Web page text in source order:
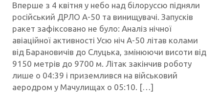
Вперше з 4 квітня у небо над білоруссю підняли
російський ДРЛО А-50 та винищувачі. Запусків
ракет зафіксовано не було: Аналіз нічної
авіаційної активності Усю ніч А-50 літав колами
від Барановичів до Слуцька, змінюючи висоти від
9150 метрів до 9700 м. Літак закінчив роботу
лише о 04:39 і приземлився на військовий
аеродром у Мачулищах о 05:10. […]